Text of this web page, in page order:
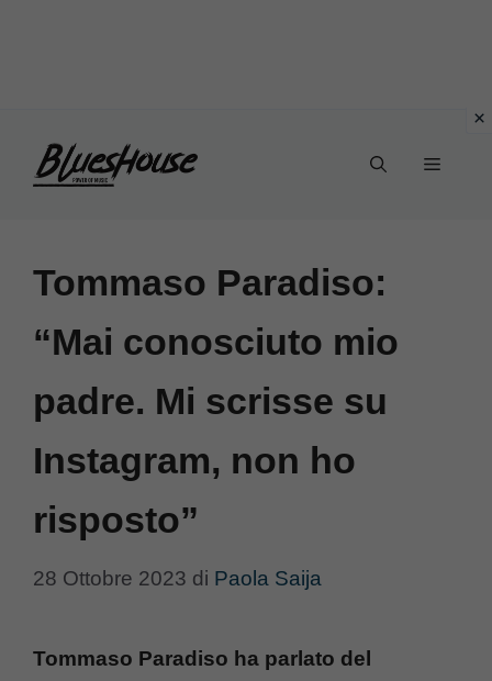
Menu
Tommaso Paradiso:
“Mai conosciuto mio
padre. Mi scrisse su
Instagram, non ho
risposto”
28 Ottobre 2023 di Paola Saija
Tommaso Paradiso ha parlato del